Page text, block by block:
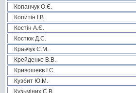
Копанчук О.Є.
Копитін І.В.
Костін А.Є.
Костюк Д.С.
Кравчук Є.М.
Крейденко В.В.
Кривошеєв І.С.
Кузбит Ю.М.
Кузьміних С.В.